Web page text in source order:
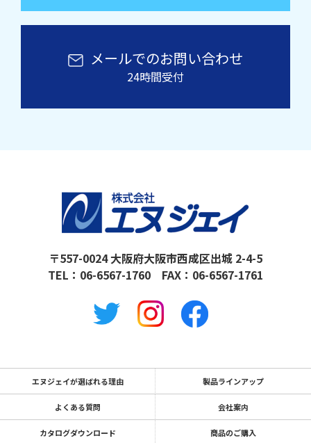
メールでのお問い合わせ
24時間受付
〒557-0024 大阪府大阪市西成区出城 2-4-5
TEL： 06-6567-1760 FAX：06-6567-1761
エヌジェイが選ばれる理由 製品ラインアップ
よくある質問 会社案内
カタログダウンロード 商品のご購入